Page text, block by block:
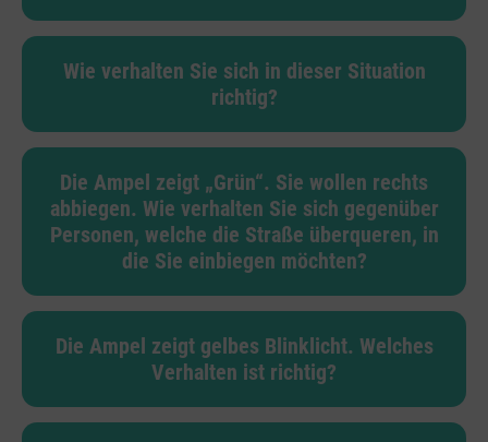
Wie verhalten Sie sich in dieser Situation
richtig?
Die Ampel zeigt „Grün“. Sie wollen rechts
abbiegen. Wie verhalten Sie sich gegenüber
Personen, welche die Straße überqueren, in
die Sie einbiegen möchten?
Die Ampel zeigt gelbes Blinklicht. Welches
Verhalten ist richtig?